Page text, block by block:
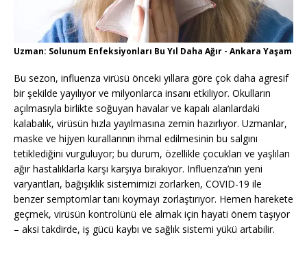
Uzman: Solunum Enfeksiyonları Bu Yıl Daha Ağır - Ankara Yaşam
Bu sezon, influenza virüsü önceki yıllara göre çok daha agresif
bir şekilde yayılıyor ve milyonlarca insanı etkiliyor. Okulların
açılmasıyla birlikte soğuyan havalar ve kapalı alanlardaki
kalabalık, virüsün hızla yayılmasına zemin hazırlıyor. Uzmanlar,
maske ve hijyen kurallarının ihmal edilmesinin bu salgını
tetiklediğini vurguluyor; bu durum, özellikle çocukları ve yaşlıları
ağır hastalıklarla karşı karşıya bırakıyor. Influenza’nın yeni
varyantları, bağışıklık sistemimizi zorlarken, COVID-19 ile
benzer semptomlar tanı koymayı zorlaştırıyor. Hemen harekete
geçmek, virüsün kontrolünü ele almak için hayati önem taşıyor
– aksi takdirde, iş gücü kaybı ve sağlık sistemi yükü artabilir.